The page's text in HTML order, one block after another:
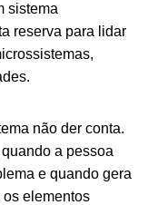
sistema
reserva para lidar
não der conta.
a pessoa
e quando gera
elementos